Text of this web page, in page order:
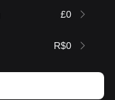
£0
R$0